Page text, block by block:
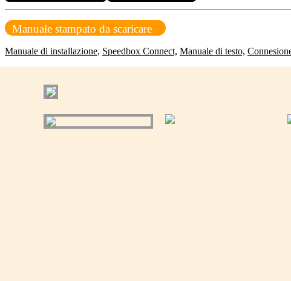
Manuale stampato da scaricare
Manuale di installazione, Speedbox Connect, Manuale di testo,